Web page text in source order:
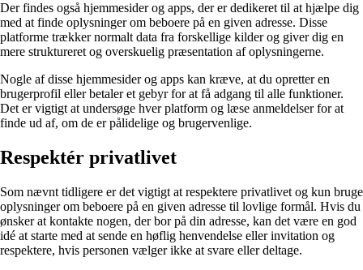
Der findes også hjemmesider og apps, der er dedikeret til at hjælpe dig
med at finde oplysninger om beboere på en given adresse. Disse
platforme trækker normalt data fra forskellige kilder og giver dig en
mere struktureret og overskuelig præsentation af oplysningerne.
Nogle af disse hjemmesider og apps kan kræve, at du opretter en
brugerprofil eller betaler et gebyr for at få adgang til alle funktioner.
Det er vigtigt at undersøge hver platform og læse anmeldelser for at
finde ud af, om de er pålidelige og brugervenlige.
Respektér privatlivet
Som nævnt tidligere er det vigtigt at respektere privatlivet og kun bruge
oplysninger om beboere på en given adresse til lovlige formål. Hvis du
ønsker at kontakte nogen, der bor på din adresse, kan det være en god
idé at starte med at sende en høflig henvendelse eller invitation og
respektere, hvis personen vælger ikke at svare eller deltage.